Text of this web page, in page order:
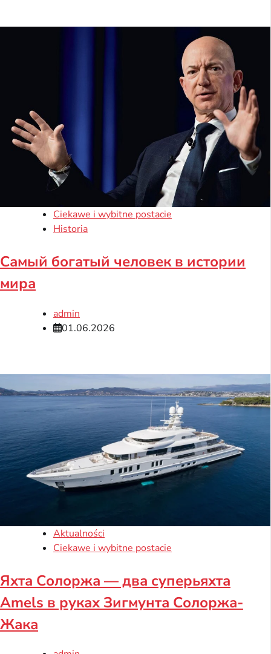
Ciekawe i wybitne postacie
Historia
Самый богатый человек в истории
мира
admin
01.06.2026
Aktualności
Ciekawe i wybitne postacie
Яхта Солоржа — два суперьяхта
Amels в руках Зигмунта Солоржа-
Жака